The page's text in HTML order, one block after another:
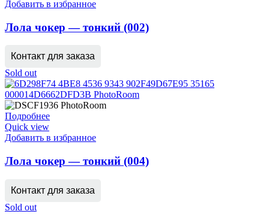
Добавить в избранное
Лола чокер — тонкий (002)
Контакт для заказа
Sold out
Подробнее
Quick view
Добавить в избранное
Лола чокер — тонкий (004)
Контакт для заказа
Sold out